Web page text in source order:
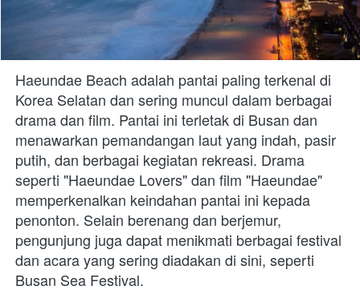
Haeundae Beach adalah pantai paling terkenal di
Korea Selatan dan sering muncul dalam berbagai
drama dan film. Pantai ini terletak di Busan dan
menawarkan pemandangan laut yang indah, pasir
putih, dan berbagai kegiatan rekreasi. Drama
seperti "Haeundae Lovers" dan film "Haeundae"
memperkenalkan keindahan pantai ini kepada
penonton. Selain berenang dan berjemur,
pengunjung juga dapat menikmati berbagai festival
dan acara yang sering diadakan di sini, seperti
Busan Sea Festival.